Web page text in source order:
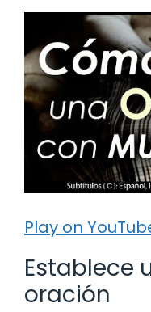
Play on
Establece
oración